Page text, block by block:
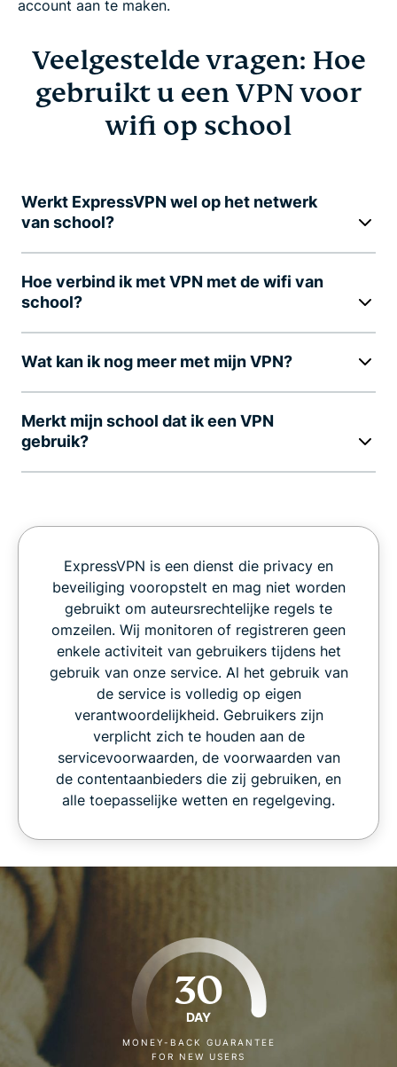
account aan te maken.
Veelgestelde vragen: Hoe
gebruikt u een VPN voor
wifi op school
Werkt ExpressVPN wel op het netwerk
van school?
Hoe verbind ik met VPN met de wifi van
school?
Wat kan ik nog meer met mijn VPN?
Merkt mijn school dat ik een VPN
gebruik?
ExpressVPN is een dienst die privacy en
beveiliging vooropstelt en mag niet worden
gebruikt om auteursrechtelijke regels te
omzeilen. Wij monitoren of registreren geen
enkele activiteit van gebruikers tijdens het
gebruik van onze service. Al het gebruik van
de service is volledig op eigen
verantwoordelijkheid. Gebruikers zijn
verplicht zich te houden aan de
servicevoorwaarden, de voorwaarden van
de contentaanbieders die zij gebruiken, en
alle toepasselijke wetten en regelgeving.
30
DAY
MONEY-BACK GUARANTEE
FOR NEW USERS